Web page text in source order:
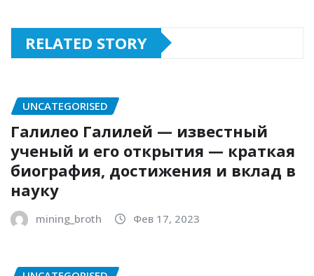
RELATED STORY
UNCATEGORISED
Галилео Галилей — известный
ученый и его открытия — краткая
биография, достижения и вклад в
науку
mining_broth Фев 17, 2023